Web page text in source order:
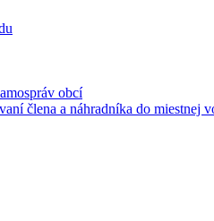
obcí
člena a náhradníka do miestnej